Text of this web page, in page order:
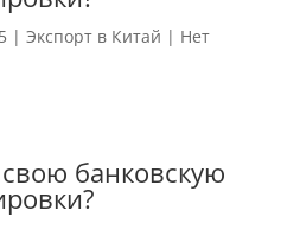
| Экспорт в Китай | Нет
банковскую